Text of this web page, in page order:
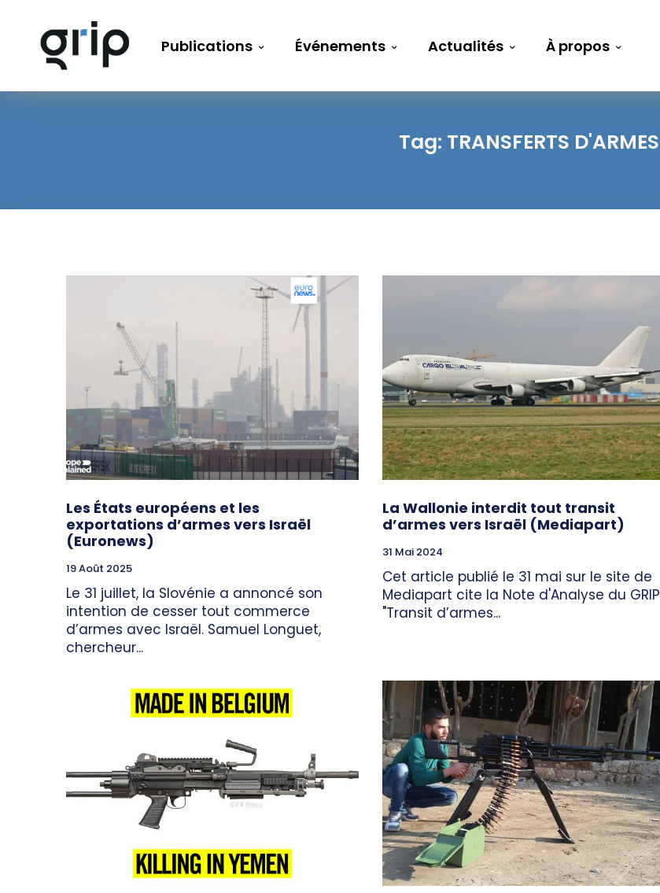
Publications Événements Actualités À propos
Tag: TRANSFERTS D'ARMES
Les États européens et les
exportations d’armes vers Israël
(Euronews)
19 Août 2025
Le 31 juillet, la Slovénie a annoncé son
intention de cesser tout commerce
d’armes avec Israël. Samuel Longuet,
chercheur...
La Wallonie interdit tout transit
d’armes vers Israël (Mediapart)
31 Mai 2024
Cet article publié le 31 mai sur le site de
Mediapart cite la Note d'Analyse du GRIP
"Transit d’armes...